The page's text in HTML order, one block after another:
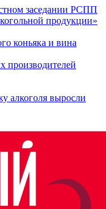
заседании РСПП
продукции»
коньяка и вина
производителей
алкоголя выросли